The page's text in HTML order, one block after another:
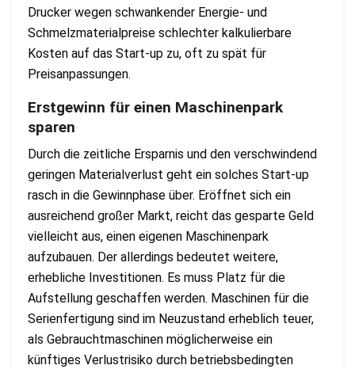
Drucker wegen schwankender Energie- und
Schmelzmaterialpreise schlechter kalkulierbare
Kosten auf das Start-up zu, oft zu spät für
Preisanpassungen.
Erstgewinn für einen Maschinenpark
sparen
Durch die zeitliche Ersparnis und den verschwindend
geringen Materialverlust geht ein solches Start-up
rasch in die Gewinnphase über. Eröffnet sich ein
ausreichend großer Markt, reicht das gesparte Geld
vielleicht aus, einen eigenen Maschinenpark
aufzubauen. Der allerdings bedeutet weitere,
erhebliche Investitionen. Es muss Platz für die
Aufstellung geschaffen werden. Maschinen für die
Serienfertigung sind im Neuzustand erheblich teuer,
als Gebrauchtmaschinen möglicherweise ein
künftiges Verlustrisiko durch betriebsbedingten